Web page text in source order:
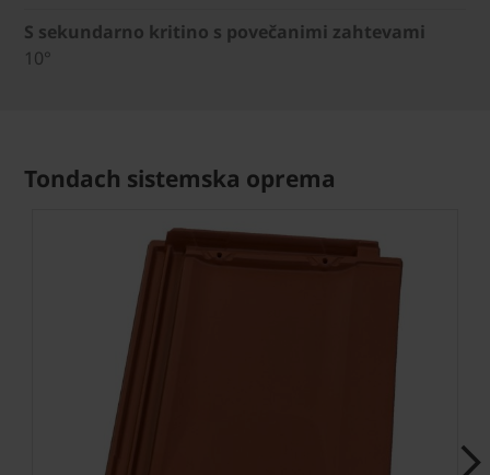
S sekundarno kritino s povečanimi zahtevami
10°
Tondach sistemska oprema